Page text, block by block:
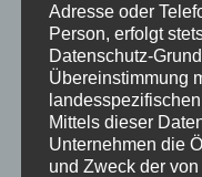
Ferien
Fortgeschrittene
im Schloss
Jive
Schaut hin!
Schloss
Sommerferien
Adresse oder
Person, erfolgt
Datenschutz-
Übereinstimmung
Mittels dieser
Unternehmen die
und Zweck der